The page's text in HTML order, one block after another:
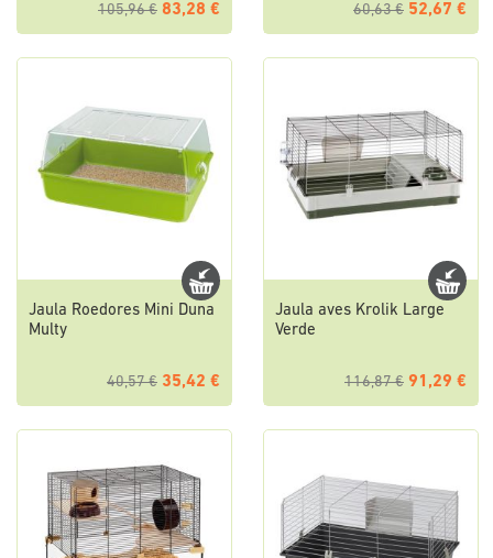
105,96 € 83,28 € 60,63 € 52,67 €
Jaula Roedores Mini Duna
Multy
40,57 € 35,42 €
Jaula aves Krolik Large
Verde
116,87 € 91,29 €